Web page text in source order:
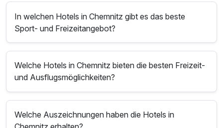
In welchen Hotels in Chemnitz gibt es das beste
Sport- und Freizeitangebot?
Welche Hotels in Chemnitz bieten die besten Freizeit-
und Ausflugsmöglichkeiten?
Welche Auszeichnungen haben die Hotels in